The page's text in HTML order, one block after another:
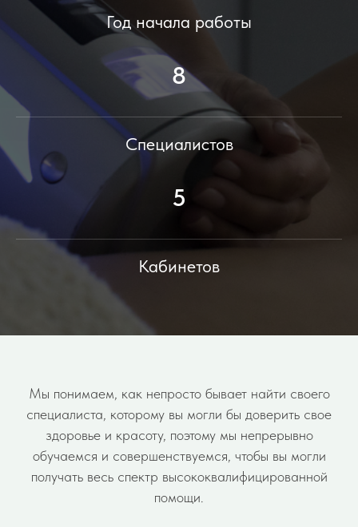
Год начала работы
8
Специалистов
5
Кабинетов
Мы понимаем, как непросто бывает найти своего
специалиста, которому вы могли бы доверить свое
здоровье и красоту, поэтому мы непрерывно
обучаемся и совершенствуемся, чтобы вы могли
получать весь спектр высококвалифицированной
помощи.